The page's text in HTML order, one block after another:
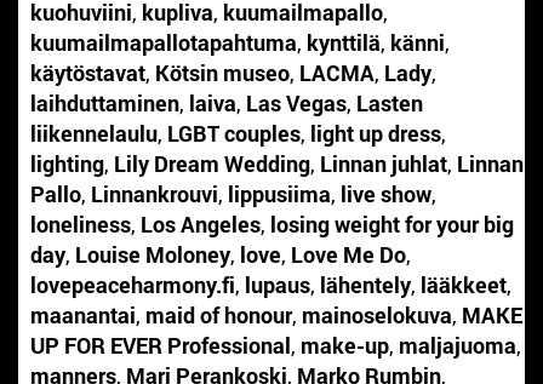
kuohuviini, kupliva, kuumailmapallo,
kuumailmapallotapahtuma, kynttilä, känni,
käytöstavat, Kötsin museo, LACMA, Lady,
laihduttaminen, laiva, Las Vegas, Lasten
liikennelaulu, LGBT couples, light up dress,
lighting, Lily Dream Wedding, Linnan juhlat, Linnan
Pallo, Linnankrouvi, lippusiima, live show,
loneliness, Los Angeles, losing weight for your big
day, Louise Moloney, love, Love Me Do,
lovepeaceharmony.fi, lupaus, lähentely, lääkkeet,
maanantai, maid of honour, mainoselokuva, MAKE
UP FOR EVER Professional, make-up, maljajuoma,
manners, Mari Perankoski, Marko Rumbin,